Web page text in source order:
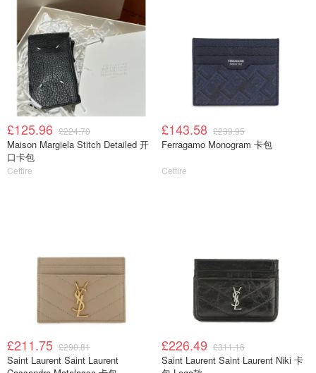
£125.96 £224.70
Maison Margiela Stitch Detailed 开
口卡包
Cettire
£143.58 £239.95
Ferragamo Monogram 卡包
Cettire
£211.75 £290.81
Saint Laurent Saint Laurent
£226.49 £311.16
Saint Laurent Saint Laurent Niki 卡